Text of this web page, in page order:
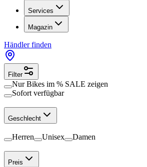
Services
Magazin
Händler finden
Filter
Nur Bikes im % SALE zeigen
Sofort verfügbar
Geschlecht
Herren Unisex Damen
Preis